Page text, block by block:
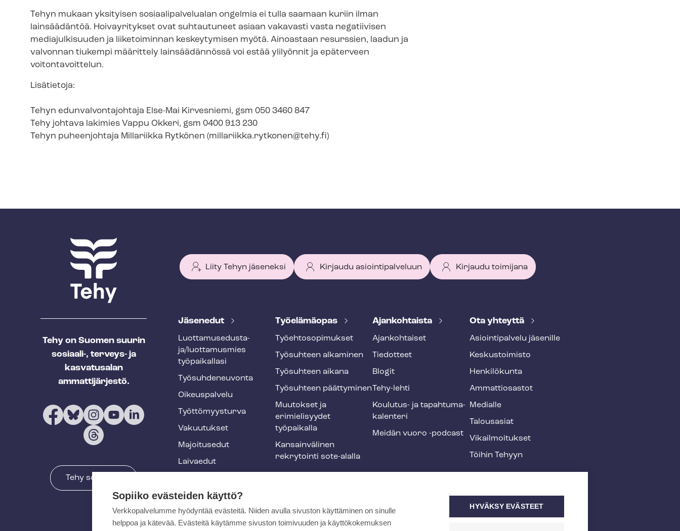
Tehyn mukaan yksityisen so­si­aa­li­pal­ve­lua­lan ongelmia ei tulla saamaan kuriin ilman
lainsäädäntöä. Hoivayritykset ovat suhtautuneet asiaan vakavasti vasta negatiivisen
mediajulkisuuden ja liiketoiminnan keskeytymisen myötä. Ainoastaan resurssien, laadun ja
valvonnan tiukempi määrittely lainsäädännössä voi estää ylilyönnit ja epäterveen
voitontavoittelun.
Lisätietoja:
Tehyn edun­val­von­ta­joh­ta­ja Else-Mai Kirvesniemi, gsm 050 3460 847
Tehy johtava lakimies Vappu Okkeri, gsm 0400 913 230
Tehyn puheenjohtaja Millariikka Rytkönen (millariikka.rytkonen@tehy.fi)
Tehy on Suomen suurin
sosiaali-, terveys- ja
kasvatusalan
ammattijärjestö.
Tehy somessa
Liity Tehyn jäseneksi Kirjaudu asiointipalveluun Kirjaudu toimijana
T
h
y
f
o
o
t
e
r
Jäsenedut
Luot­ta­muse­dus­ta­
ja/luottamusmies
työpaikallasi
Työ­suh­de­neu­von­ta
Oikeuspalvelu
Työt­tö­myys­tur­va
Vakuutukset
Majoitusedut
Laivaedut
Muut edut
Koulutukset ja
tapahtumat
Työelämäopas
Työ­eh­to­so­pi­muk­set
Työsuhteen alkaminen
Työsuhteen aikana
Työsuhteen päättyminen
Muutokset ja
erimielisyydet
työpaikalla
Kansainvälinen
rekrytointi sote-alalla
Ajankohtaista
Ajankohtaiset
Tiedotteet
Blogit
Tehy-lehti
Koulutus- ja ta­pah­tu­ma­
ka­len­te­ri
Meidän vuoro -podcast
Ota yhteyttä
Asioin­ti­pal­ve­lu jäsenille
Keskustoimisto
Henkilökunta
Ammattiosastot
Medialle
Talousasiat
Vi­kail­moi­tuk­set
Töihin Tehyyn
Sopiiko evästeiden käyttö?
Verkkopalvelumme hyödyntää evästeitä. Niiden avulla sivuston käyttäminen on sinulle
helppoa ja kätevää. Evästeitä käytämme sivuston toimivuuden ja käyttökokemuksen
HYVÄKSY EVÄSTEET